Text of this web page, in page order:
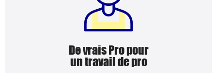
De vrais Pro pour
un travail de pro